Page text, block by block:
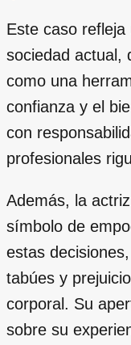
Este caso
sociedad actual,
como una
confianza y el
con
profesionales
Además, la
símbolo de
estas
tabúes y
corporal. Su
sobre su